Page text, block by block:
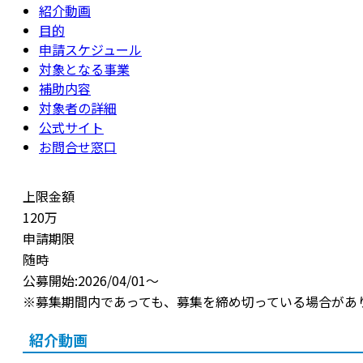
紹介動画
目的
申請スケジュール
対象となる事業
補助内容
対象者の詳細
公式サイト
お問合せ窓口
上限金額
120万
申請期限
随時
公募開始:2026/04/01～
※募集期間内であっても、募集を締め切っている場合があ
紹介動画